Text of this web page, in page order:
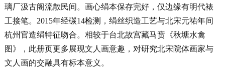
璃厂汲古阁流散民间。画心绢本保存完好，仅边缘有明代裱
工接笔。2015年经碳14检测，绢丝织造工艺与北宋元祐年间
杭州官造绢特征吻合。相较于台北故宫藏马贲《秋塘水禽
图》，此册页更多展现文人画意趣，对研究北宋院体画家与
文人画的交融具有标本意义。